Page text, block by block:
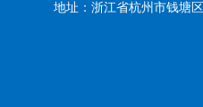
地址：浙江省杭州市钱塘